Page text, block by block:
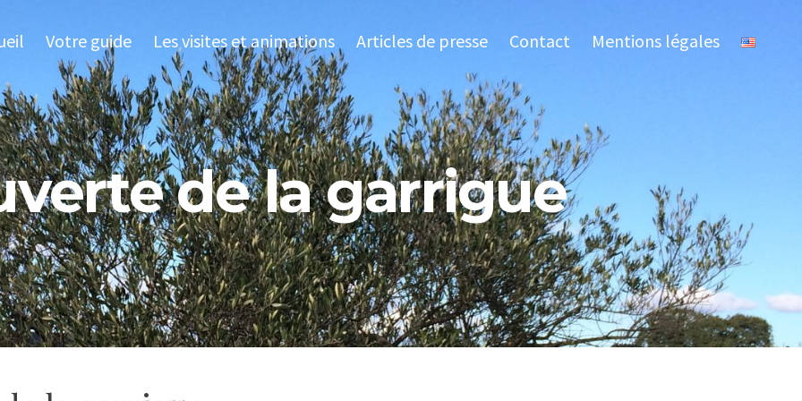
Votre guide Les visites et animations Articles de presse Contact Mentions légales
de la garrigue